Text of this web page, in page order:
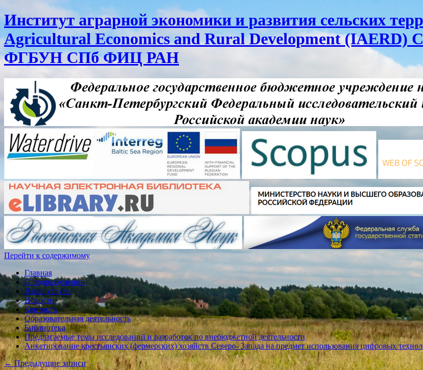
Институт аграрной экономики и развития сельских
Agricultural Economics and Rural Development (IAERD)
ФГБУН СПб ФИЦ РАН
Перейти к содержимому
Главная
О подразделении
Наши услуги
Новости
Контакты
Образовательная деятельность
Библиотека
Предлагаемые темы исследований и разработок по внебюджетной деятельности
Анкетирование крестьянских (фермерских) хозяйств Северо- Запада на предмет использования цифровых
←Предыдущие записи